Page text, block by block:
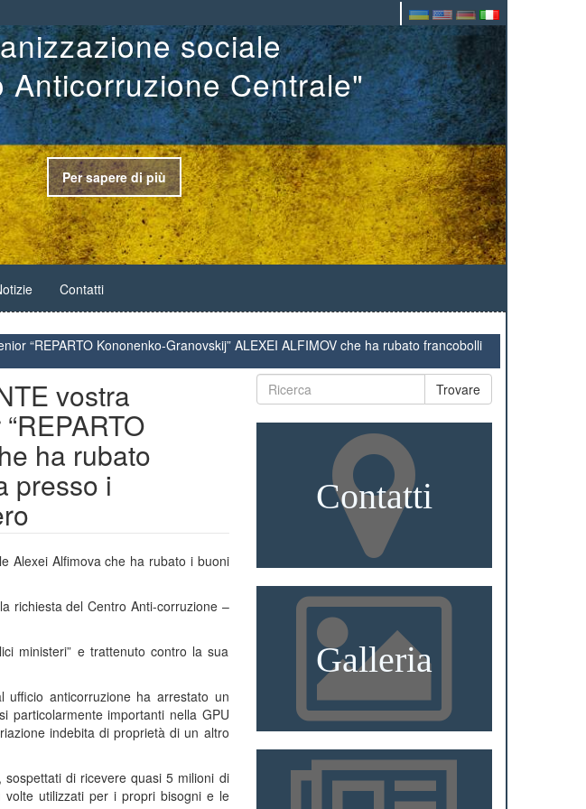
sociale
Anticorruzione Centrale"
Per sapere di più
Contatti
“REPARTO Kononenko-Granovskij” ALEXEI ALFIMOV che ha rubato francobolli
vostra
ha rubato
presso i
Alexei Alfimova che ha rubato i buoni
richiesta del Centro Anti-corruzione –
ministeri” e trattenuto contro la sua
ufficio anticorruzione ha arrestato un
particolarmente importanti nella GPU
indebita di proprietà di un altro
di ricevere quasi 5 milioni di
volte utilizzati per i propri bisogni e le
Trovare
Contatti
Galleria